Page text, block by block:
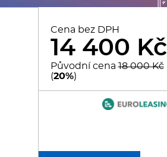
Cena bez DPH
14 400 Kč
Původní cena18 000 Kč
(20%)